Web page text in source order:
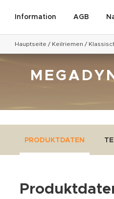
Information AGB
Hauptseite / Keilriemen /
PRODUKTDATEN